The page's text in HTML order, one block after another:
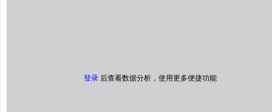
登录 后查看数据分析，使用更多便捷功能